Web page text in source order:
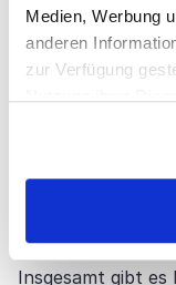
Medien, Werbung
anderen
zur Verfügung
IoT-
mobiler Apps mit
Insgesamt gibt